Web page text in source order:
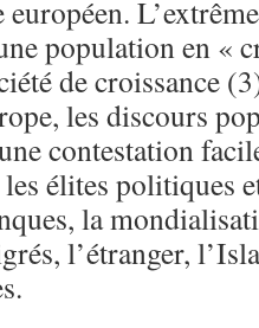
population en «
de croissance
les discours
contestation
élites politiques
la
l’étranger,